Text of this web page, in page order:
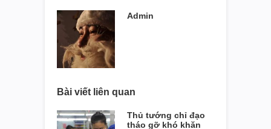
Admin
Bài viết liên quan
Thủ tướng chỉ đạo
tháo gỡ khó khăn